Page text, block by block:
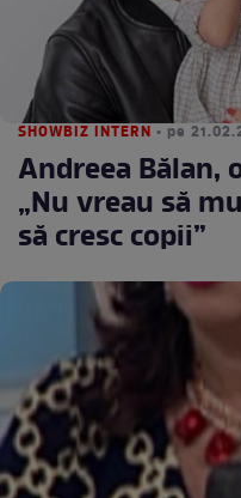
SHOWBIZ INTERN • pe
Andreea Bălan,
„Nu vreau să
să cresc copii”